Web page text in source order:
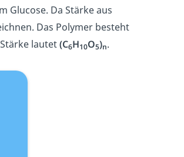
Glucose. Da Stärke aus
Das Polymer besteht
lautet(C6H10O5)n.